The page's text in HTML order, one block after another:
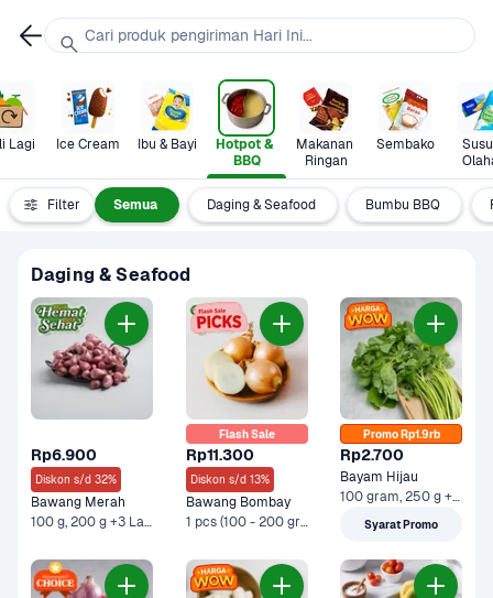
Lagi Ice Cream Ibu & Bayi
Hotpot &
BBQ
Makanan
Ringan
Sembako
Filter Semua Daging & Seafood Bumbu BBQ
Daging & Seafood
Rp6.900
Diskon s/d 32%
Bawang Merah
100 g, 200 g +3 Lainnya
Flash Sale
Rp11.300
Diskon s/d 13%
Bawang Bombay
1 pcs (100 - 200 gram), 500 g +3 Lainnya
Promo Rp1.9rb
Rp2.700
Bayam Hijau
100 gram, 250 g +1 Lainnya
Syarat Promo
Cari produk pengiriman Hari Ini...